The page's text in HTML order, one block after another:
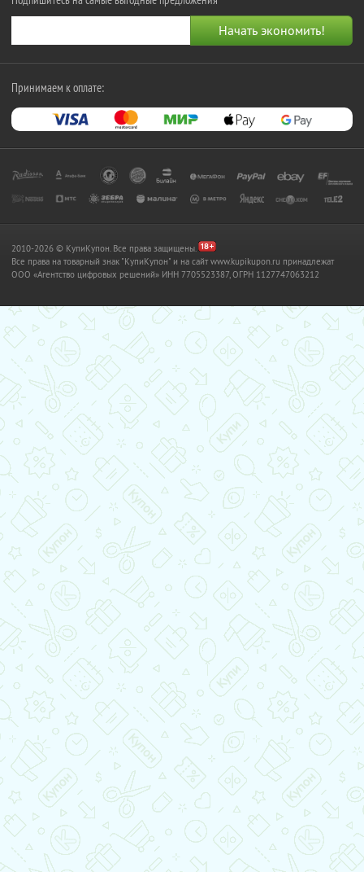
Принимаем к оплате:
2010-2026 © КупиКупон. Все права защищены.
Все права на товарный знак "КупиКупон" и на сайт www.kupikupon.ru принадлежат
OOO «Агентство цифровых решений» ИНН 7705523387, ОГРН 1127747063212